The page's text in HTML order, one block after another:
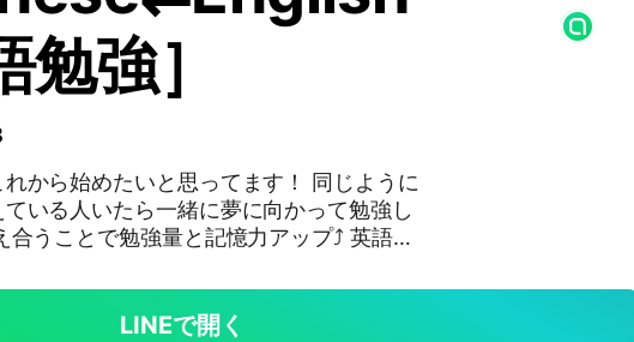
強］
めたいと思ってます！ 同じように
いる人いたら一緒に夢に向かって勉強し
初心者 #english #japanese
LINEで開く